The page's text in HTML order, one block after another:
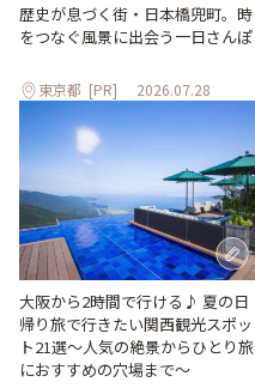
歴史が息づく街・日本橋兜町。時
をつなぐ風景に出会う一日さんぽ
東京都 [PR] 2026.07.28
大阪から2時間で行ける♪ 夏の日
帰り旅で行きたい関西観光スポッ
ト21選～人気の絶景からひとり旅
におすすめの穴場まで～